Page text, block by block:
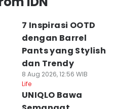
7 Inspirasi OOTD
dengan Barrel
Pants yang Stylish
dan Trendy
8 Aug 2026, 12:56 WIB
Life
UNIQLO Bawa